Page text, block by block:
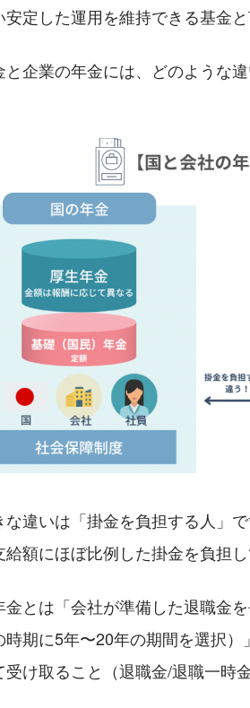
定した運用を維持できる基金と
と企業の年金には、どのような
な違いは「掛金を負担する人」
額にほぼ比例した掛金を負担し
金とは「会社が準備した退職金
時期に5年〜20年の期間を選択
け取ること（退職金/退職一時